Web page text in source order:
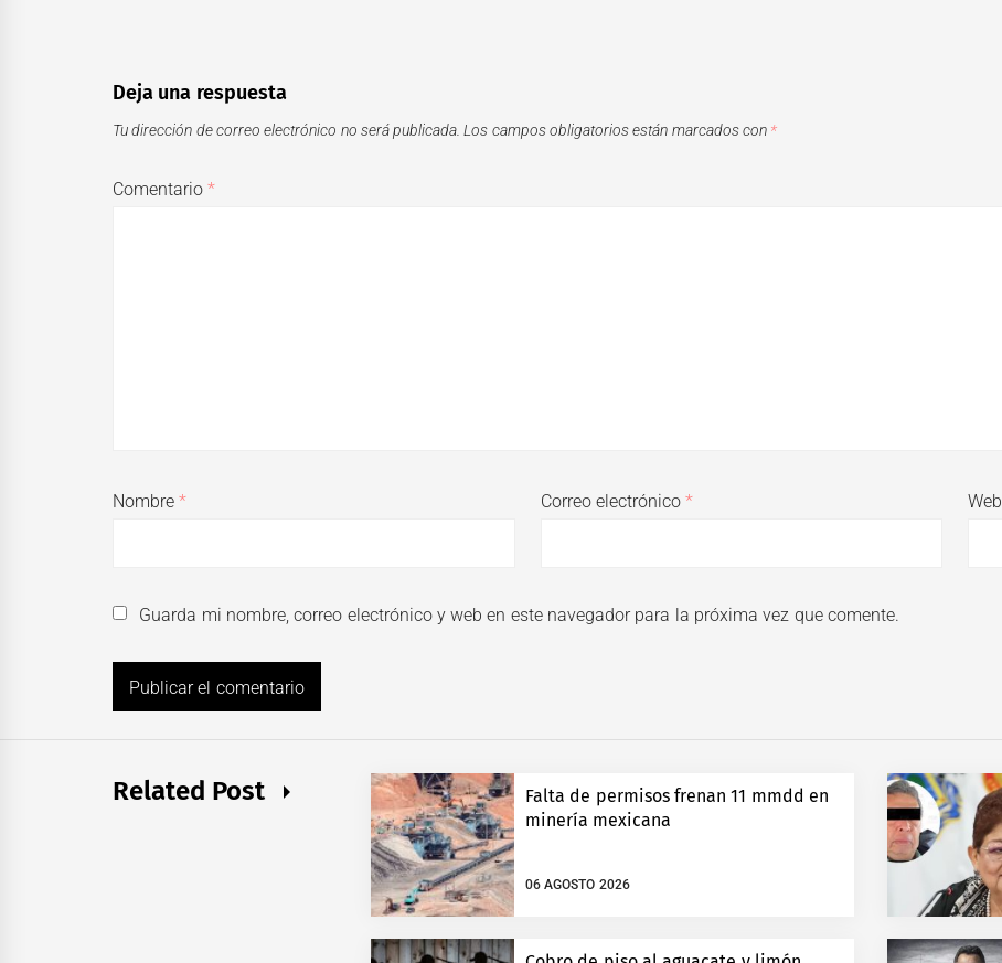
Deja una respuesta
Tu dirección de correo electrónico no será publicada. Los campos obligatorios están marcados con *
Comentario*
Nombre* Correo electrónico* Web
Guarda mi nombre, correo electrónico y web en este navegador para la próxima vez que comente.
Related Post
Falta de permisos frenan 11 mmdd en
minería mexicana
06 AGOSTO 2026